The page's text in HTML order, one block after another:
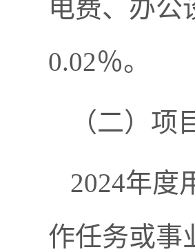
电费、办公
0.02％。
（二）项
2024年度
作任务或事